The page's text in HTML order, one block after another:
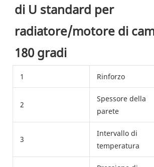
di U standard per
radiatore/motore di
180 gradi
1 Rinforzo
2
Spessore della
parete
3
Intervallo di
temperatura